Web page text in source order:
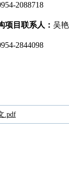
2088718
项目联系人： 吴
2844098
.pdf